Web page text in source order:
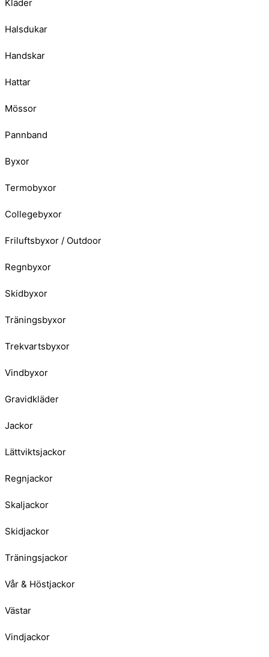
Kläder
Halsdukar
Handskar
Hattar
Mössor
Pannband
Byxor
Termobyxor
Collegebyxor
Friluftsbyxor / Outdoor
Regnbyxor
Skidbyxor
Träningsbyxor
Trekvartsbyxor
Vindbyxor
Gravidkläder
Jackor
Lättviktsjackor
Regnjackor
Skaljackor
Skidjackor
Träningsjackor
Vår & Höstjackor
Västar
Vindjackor